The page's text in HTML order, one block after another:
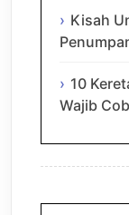
Kisah
10
Wajib